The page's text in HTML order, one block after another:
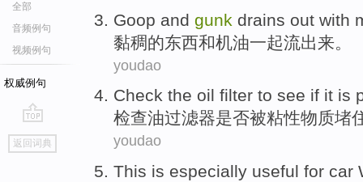
全部
音频例句
视频例句
权威例句
go
top
返回词典
Goop and gunk drains out with
黏稠的东西和机油一起流出来。
youdao
Check the oil filter to see if it is
检查油过滤器是否被粘性物质堵
youdao
This is especially useful for car